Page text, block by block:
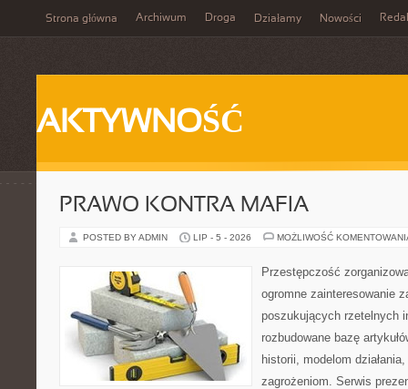
Strona główna Archiwum Droga Działamy Nowości
AKTYWNOŚĆ
PRAWO KONTRA MAFIA
POSTED BY ADMIN LIP - 5 - 2026 MOŻLIWOŚĆ
Przestępczość
ogromne zainteresowanie
poszukujących rzetelnych
rozbudowane bazę
historii, modelom
zagrożeniom. Serwis